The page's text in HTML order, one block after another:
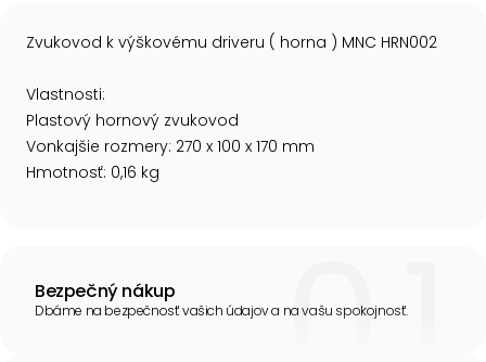
Zvukovod k výškovému driveru ( horna ) MNC HRN002
Vlastnosti:
Plastový hornový zvukovod
Vonkajšie rozmery: 270 x 100 x 170 mm
Hmotnosť: 0,16 kg
Bezpečný nákup
Dbáme na bezpečnosť vašich údajov a na vašu spokojnosť.